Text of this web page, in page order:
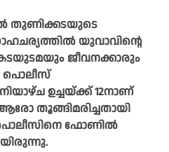
തുണിക്കടയുടെ
യുവാവിന്റെ
ജീവനക്കാരും
പൊലീസ്
ഉച്ചയ്ക്ക് 12നാണ്
തൂങ്ങിമരിച്ചതായി
ഫോണിൽ